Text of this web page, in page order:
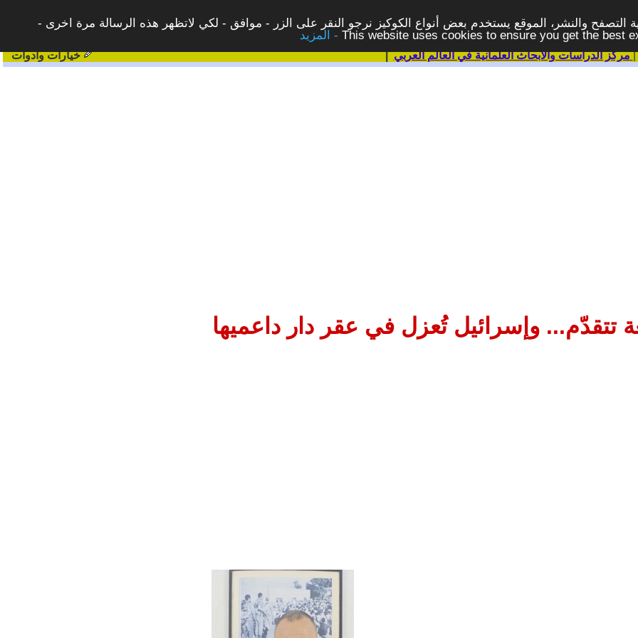
التصفح والنشر، الموقع يستخدم بعض أنواع الكوكيز نرجو النقر على الزر - موافق - لكي لاتظهر هذه الرسالة مرة اخرى -
This website uses cookies to ensure you get the best
|مركز الدراسات والابحاث العلمانية في العالم العربي | خيارات وادوات
تتقدّم... وإسرائيل تُعزل في عقر دار داعميها